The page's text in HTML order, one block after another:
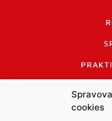
cookies
INFORMACE